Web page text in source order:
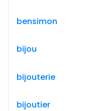
bensimon
bijou
bijouterie
bijoutier